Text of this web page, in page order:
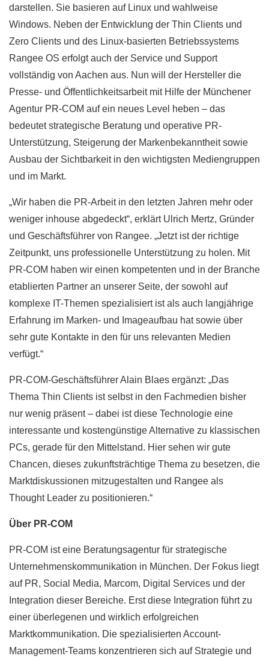
darstellen. Sie basieren auf Linux und wahlweise
Windows. Neben der Entwicklung der Thin Clients und
Zero Clients und des Linux-basierten Betriebssystems
Rangee OS erfolgt auch der Service und Support
vollständig von Aachen aus. Nun will der Hersteller die
Presse- und Öffentlichkeitsarbeit mit Hilfe der Münchener
Agentur PR-COM auf ein neues Level heben – das
bedeutet strategische Beratung und operative PR-
Unterstützung, Steigerung der Markenbekanntheit sowie
Ausbau der Sichtbarkeit in den wichtigsten Mediengruppen
und im Markt.
„Wir haben die PR-Arbeit in den letzten Jahren mehr oder
weniger inhouse abgedeckt“, erklärt Ulrich Mertz, Gründer
und Geschäftsführer von Rangee. „Jetzt ist der richtige
Zeitpunkt, uns professionelle Unterstützung zu holen. Mit
PR-COM haben wir einen kompetenten und in der Branche
etablierten Partner an unserer Seite, der sowohl auf
komplexe IT-Themen spezialisiert ist als auch langjährige
Erfahrung im Marken- und Imageaufbau hat sowie über
sehr gute Kontakte in den für uns relevanten Medien
verfügt.“
PR-COM-Geschäftsführer Alain Blaes ergänzt: „Das
Thema Thin Clients ist selbst in den Fachmedien bisher
nur wenig präsent – dabei ist diese Technologie eine
interessante und kostengünstige Alternative zu klassischen
PCs, gerade für den Mittelstand. Hier sehen wir gute
Chancen, dieses zukunftsträchtige Thema zu besetzen, die
Marktdiskussionen mitzugestalten und Rangee als
Thought Leader zu positionieren.“
Über PR-COM
PR-COM ist eine Beratungsagentur für strategische
Unternehmenskommunikation in München. Der Fokus liegt
auf PR, Social Media, Marcom, Digital Services und der
Integration dieser Bereiche. Erst diese Integration führt zu
einer überlegenen und wirklich erfolgreichen
Marktkommunikation. Die spezialisierten Account-
Management-Teams konzentrieren sich auf Strategie und